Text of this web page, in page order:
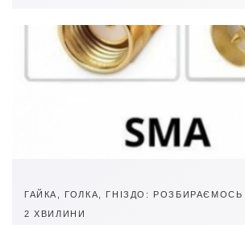
ГАЙКА, ГОЛКА, ГНІЗДО: РОЗБИРАЄМОСЬ
2 ХВИЛИНИ